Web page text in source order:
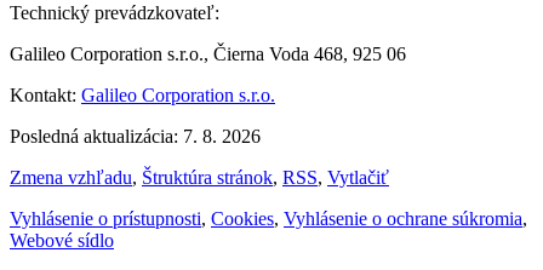
Technický prevádzkovateľ:
Galileo Corporation s.r.o., Čierna Voda 468, 925 06
Kontakt: Galileo Corporation s.r.o.
Posledná aktualizácia: 7. 8. 2026
Zmena vzhľadu, Štruktúra stránok, RSS, Vytlačiť
Vyhlásenie o prístupnosti, Cookies, Vyhlásenie o ochrane súkromia,
Webové sídlo